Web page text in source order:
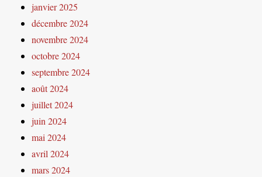
janvier 2025
décembre 2024
novembre 2024
octobre 2024
septembre 2024
août 2024
juillet 2024
juin 2024
mai 2024
avril 2024
mars 2024